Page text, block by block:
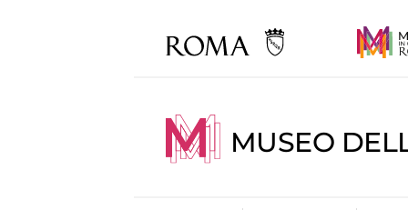
MUSEO